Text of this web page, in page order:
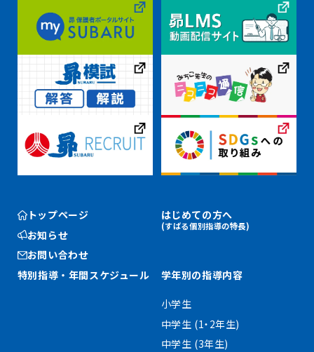
トップページ
お知らせ
お問い合わせ
はじめての方へ
(すばる個別指導の特長)
特別指導・ 年間スケジュール 学年別の指導内容
小学生
中学生 (1・2年生)
中学生 (3年生)